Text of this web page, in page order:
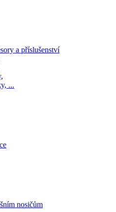
a příslušenství
,
...
nosičům